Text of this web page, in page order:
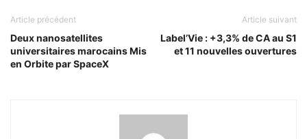
Article précédent
Deux nanosatellites
universitaires marocains Mis
en Orbite par SpaceX
Article suivant
Label’Vie : +3,3% de CA au S1
et 11 nouvelles ouvertures